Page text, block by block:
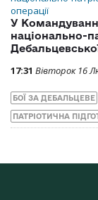
У
національно-
17:31 Вівторок 16
БОЇ ЗА ДЕБАЛЬЦЕВЕ
ПАТРІОТИЧНА